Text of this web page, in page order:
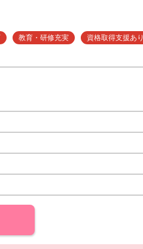
教育・研修充実 資格取得支援あり